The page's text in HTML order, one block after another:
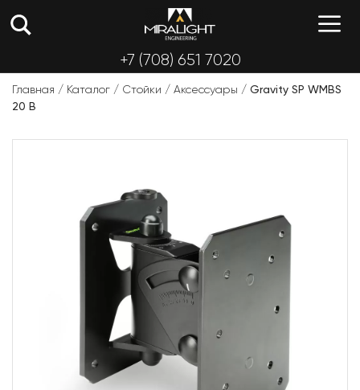
+7 (708) 651 7020
Главная / Каталог / Стойки / Аксессуары / Gravity SP WMBS
20 B